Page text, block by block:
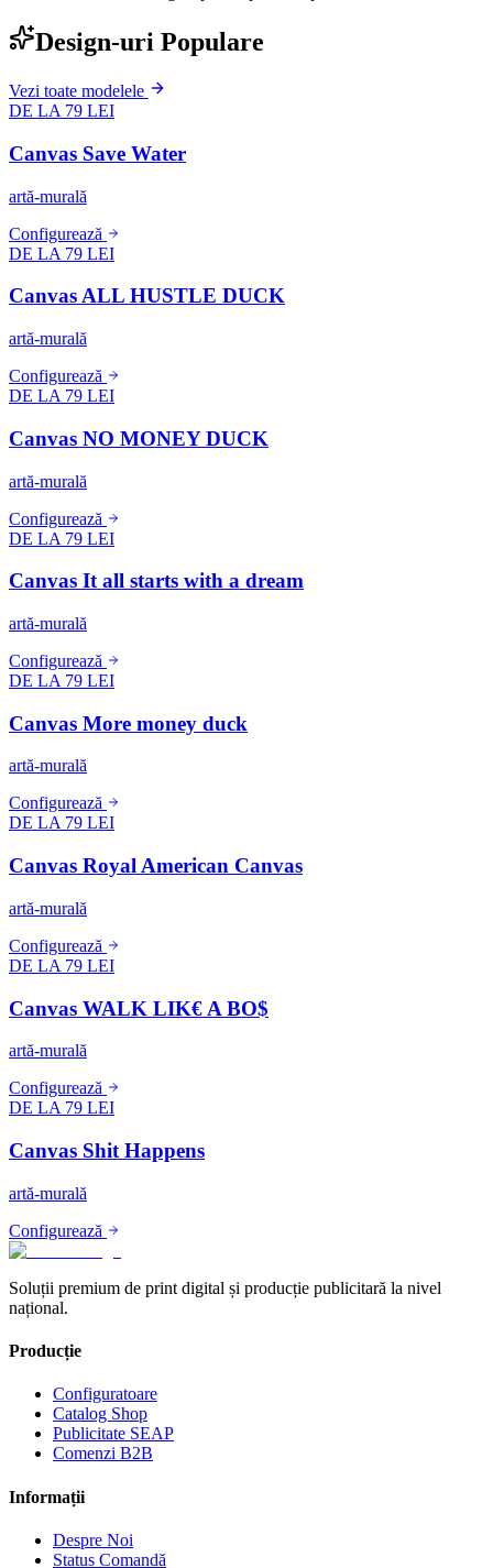
Design-uri Populare
Vezi toate modelele
DE LA 79 LEI
Canvas Save Water
artă-murală
Configurează
DE LA 79 LEI
Canvas ALL HUSTLE DUCK
artă-murală
Configurează
DE LA 79 LEI
Canvas NO MONEY DUCK
artă-murală
Configurează
DE LA 79 LEI
Canvas It all starts with a dream
artă-murală
Configurează
DE LA 79 LEI
Canvas More money duck
artă-murală
Configurează
DE LA 79 LEI
Canvas Royal American Canvas
artă-murală
Configurează
DE LA 79 LEI
Canvas WALK LIK€ A BO$
artă-murală
Configurează
DE LA 79 LEI
Canvas Shit Happens
artă-murală
Configurează
Soluții premium de print digital și producție publicitară la nivel
național.
Producție
Configuratoare
Catalog Shop
Publicitate SEAP
Comenzi B2B
Informații
Despre Noi
Status Comandă